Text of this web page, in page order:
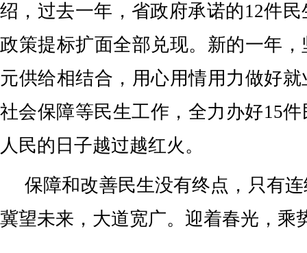
绍，过去一年，省政府承诺的12件
政策提标扩面全部兑现。新的一年
元供给相结合，用心用情用力做好
社会保障等民生工作，全力办好15
人民的日子越过越红火。
保障和改善民生没有终点，只有
冀望未来，大道宽广。迎着春光，乘